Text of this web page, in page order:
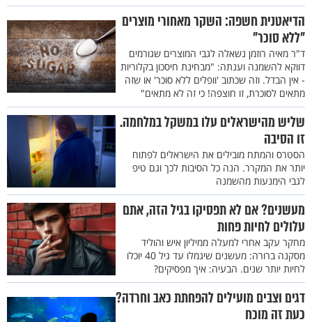
הדיאטנית חשפה: השקר מאחורי מוצרים
"ללא סוכר"
ד"ר מאיה רוזמן נשאלה לגבי המוצרים שגורמים
דווקא להשמנה וענתה: "מבחינת חיסכון בקלוריות
- אין הבדל. וזה שכתוב 'וופלים ללא סוכר' או שזה
מתאים לסוכרת, זו חוצפה! כי זה לא מתאים"
שליש מהישראלים עלו במשקל במלחמה.
זו הסיבה
הסטרס והמתח מובילים את הישראלים לפתוח
יותר את המקרר. הנה כל הסיבות לכך וגם טיפ
לגבי הימנעות מהשמנה
מעשנים? אם לא תפסיקו בגיל הזה, אתם
עלולים לחיות פחות
מחקר עקב אחרי למעלה ממיליון איש והוליד
מסקנה ברורה: מעשנים שיגמלו עד גיל 40 יוכלו
לחיות יותר שנים. הבעיה: איך מפסיקים?
דגים וצבים מועילים להפחתת כאב וחרדה?
כעת זה מוכח